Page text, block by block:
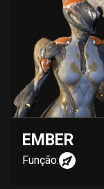
EMBER
Função: